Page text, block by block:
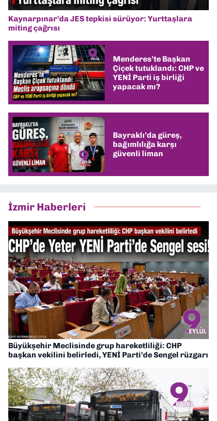
Kaynarpınar’da JES tepkisi sürüyor: Yurttaşlara
miting çağrısı
Menderes’te Başkan
Çiçek tutuklandı: CHP ve
YENİ Parti iş birliği
yapacak mı?
Bayraklı’da güreş,
bağımlılığa karşı
güvenli liman
İzmir Haberleri
Büyükşehir Meclisinde grup hareketliliği: CHP
başkan vekilini belirledi, YENİ Parti’de Sengel rüzgarı